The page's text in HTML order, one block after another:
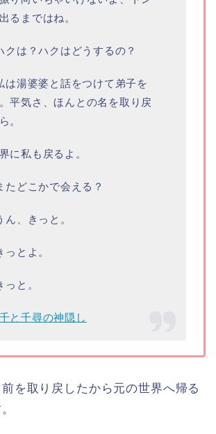
るまではね。
クは？ハクはどうするの？
は湯婆婆と話をつけて弟子を
平気さ、ほんとの名を取り戻
。
に私も戻るよ。
たどこかで会える？
ん、きっと。
っとよ。
と。
千と千尋の神隠し
を取り戻したから元の世界へ帰る